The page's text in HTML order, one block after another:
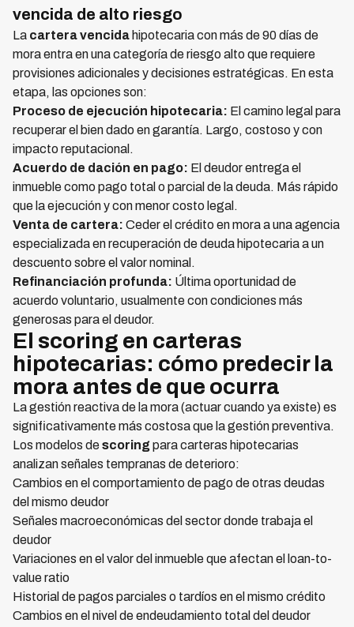
vencida de alto riesgo
La cartera vencida hipotecaria con más de 90 días de
mora entra en una categoría de riesgo alto que requiere
provisiones adicionales y decisiones estratégicas. En esta
etapa, las opciones son:
Proceso de ejecución hipotecaria: El camino legal para
recuperar el bien dado en garantía. Largo, costoso y con
impacto reputacional.
Acuerdo de dación en pago: El deudor entrega el
inmueble como pago total o parcial de la deuda. Más rápido
que la ejecución y con menor costo legal.
Venta de cartera: Ceder el crédito en mora a una agencia
especializada en recuperación de deuda hipotecaria a un
descuento sobre el valor nominal.
Refinanciación profunda: Última oportunidad de
acuerdo voluntario, usualmente con condiciones más
generosas para el deudor.
El scoring en carteras
hipotecarias: cómo predecir la
mora antes de que ocurra
La gestión reactiva de la mora (actuar cuando ya existe) es
significativamente más costosa que la gestión preventiva.
Los modelos descoringpara carteras hipotecarias
analizan señales tempranas de deterioro:
Cambios en el comportamiento de pago de otras deudas
del mismo deudor
Señales macroeconómicas del sector donde trabaja el
deudor
Variaciones en el valor del inmueble que afectan el loan-to-
value ratio
Historial de pagos parciales o tardíos en el mismo crédito
Cambios en el nivel de endeudamiento total del deudor